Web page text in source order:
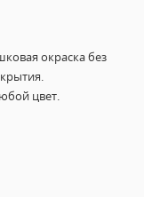
окраска без
цвет.